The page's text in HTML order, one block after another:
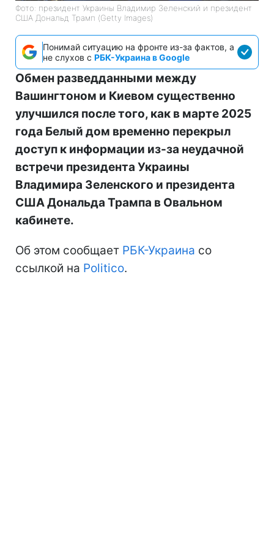
Фото: президент Украины Владимир Зеленский и президент
США Дональд Трамп (Getty Images)
Понимай ситуацию на фронте из-за фактов, а
не слухов с РБК-Украина в Google
Обмен разведданными между
Вашингтоном и Киевом существенно
улучшился после того, как в марте 2025
года Белый дом временно перекрыл
доступ к информации из-за неудачной
встречи президента Украины
Владимира Зеленского и президента
США Дональда Трампа в Овальном
кабинете.
Об этом сообщает РБК-Украина со
ссылкой на Politico.